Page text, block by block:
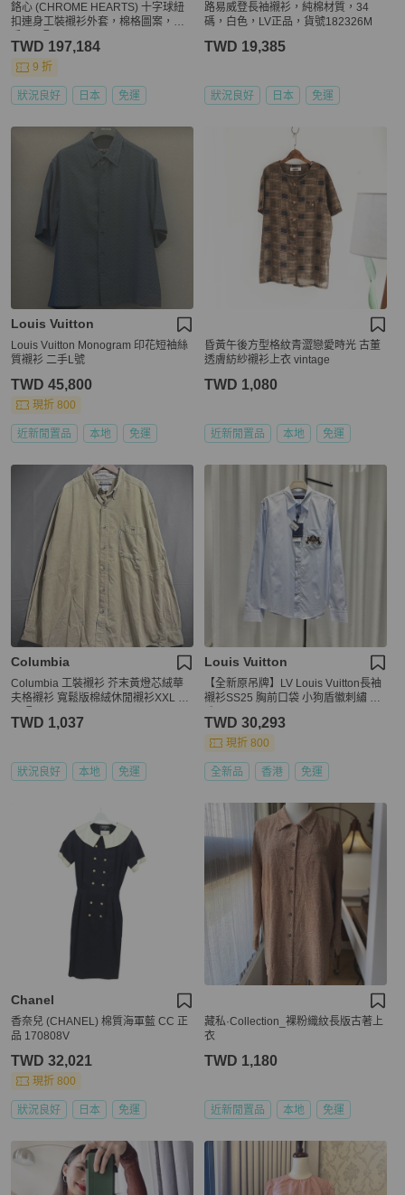
鉻心 (CHROME HEARTS) 十字球紐
扣連身工裝襯衫外套，棉格圖案，二
TWD 197,184
9 折
狀況良好 日本 免運
路易威登長袖襯衫，純棉材質，34
碼，白色，LV正品，貨號182326M
TWD 19,385
狀況良好 日本 免運
Louis Vuitton
Louis Vuitton Monogram 印花短袖絲
質襯衫 二手L號
TWD 45,800
現折 800
近新閒置品 本地 免運
昏黃午後方型格紋青澀戀愛時光 古董
透膚紡紗襯衫上衣 vintage
TWD 1,080
近新閒置品 本地 免運
Columbia
Columbia 工裝襯衫 芥末黃燈芯絨華
夫格襯衫 寬鬆版棉絨休閒襯衫XXL 大
TWD 1,037
狀況良好 本地 免運
Louis Vuitton
【全新原吊牌】LV Louis Vuitton長袖
襯衫SS25 胸前口袋 小狗盾徽刺繡 串
TWD 30,293
現折 800
全新品 香港 免運
Chanel
香奈兒 (CHANEL) 棉質海軍藍 CC 正
品 170808V
TWD 32,021
現折 800
狀況良好 日本 免運
藏私·Collection_裸粉織紋長版古著上
衣
TWD 1,180
近新閒置品 本地 免運